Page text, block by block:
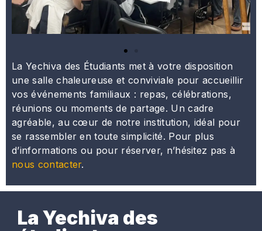
La Yechiva des Étudiants met à votre disposition
une salle chaleureuse et conviviale pour accueillir
vos événements familiaux : repas, célébrations,
réunions ou moments de partage. Un cadre
agréable, au cœur de notre institution, idéal pour
se rassembler en toute simplicité. Pour plus
d’informations ou pour réserver, n’hésitez pas à
nous contacter.
La Yechiva des